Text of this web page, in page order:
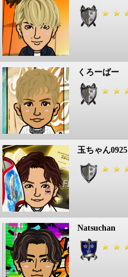
くろーばー
玉ちゃん0925
Natsuchan